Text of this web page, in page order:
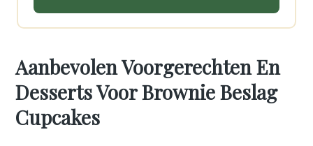
Aanbevolen Voorgerechten En
Desserts Voor Brownie Beslag
Cupcakes